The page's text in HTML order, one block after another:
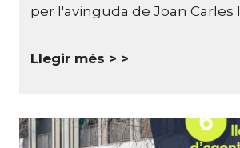
per l'avinguda de Joan Carles I
Llegir més >